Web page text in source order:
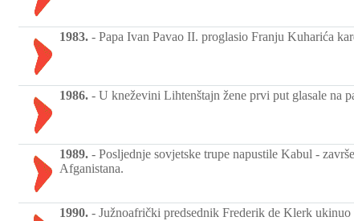
1983. - Papa Ivan Pavao II. proglasio Franju Kuharića
1986. - U kneževini Lihtenštajn žene prvi put glasale na
1989. - Posljednje sovjetske trupe napustile Kabul -
Afganistana.
1990. - Južnoafrički predsednik Frederik de Klerk